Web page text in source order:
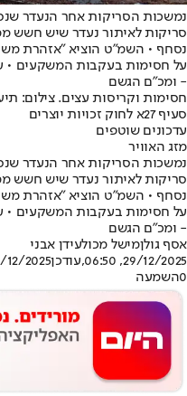
נמשכות הסריקות אחר הנעדר
סריקות לאיתור נעדר שיש חשש
נסחף • השמ"ט הוציא "אזהרת
על חסימות בעקבות המשקעים •
- ומכ"ם הגשם
חסימות וקריסות עצים. צילום:
סעיף 27א לחוק זכויות יוצרים
עדכונים שוטפים
מזג האוויר
נמשכות הסריקות אחר הנעדר
סריקות לאיתור נעדר שיש חשש
נסחף • השמ"ט הוציא "אזהרת
על חסימות בעקבות המשקעים •
- ומכ"ם הגשם
אסף גולןמישל מכולעידן אבני
29/12/2025, 06:50
,עודכן2025, 21:34
0השמעה